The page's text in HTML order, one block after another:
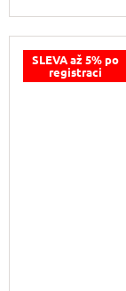
SLEVA až 5% po
registraci